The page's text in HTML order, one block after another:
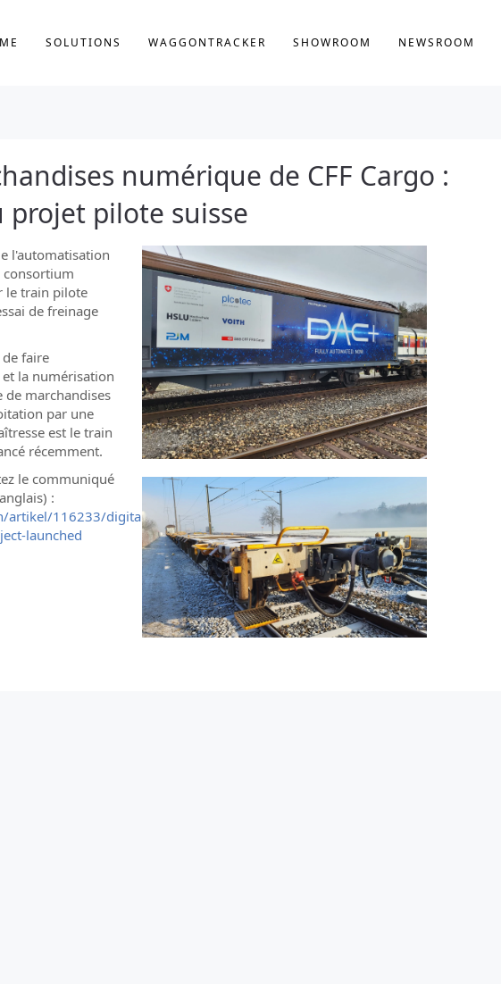
SOLUTIONS WAGGONTRACKER SHOWROOM NEWSROOM
numérique de CFF Cargo :
projet pilote suisse
l'automatisation
le train pilote
de freinage
faire
la numérisation
marchandises
par une
est le train
récemment.
le communiqué
:
artikel/116233/digital-
launched